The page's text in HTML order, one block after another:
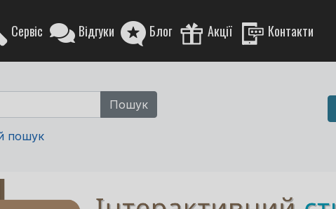
Сервіс Відгуки Блог Акції Контакти
пошук